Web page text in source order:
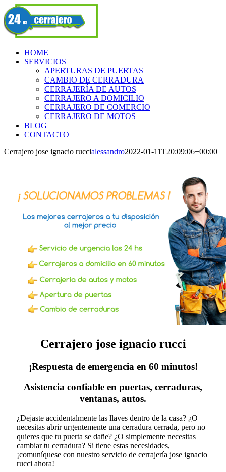
Skip
to
content
Facebook
HOME
SERVICIOS
APERTURAS DE PUERTAS
CAMBIO DE CERRADURA
CERRAJERÍA DE AUTOS
CERRAJERO A DOMICILIO
CERRAJERO DE COMERCIO
CERRAJERO DE MOTOS
BLOG
CONTACTO
Cerrajero jose ignacio ruccialessandro2022-01-11T20:09:06+00:00
Cerrajero jose ignacio rucci
¡Respuesta de emergencia en 60 minutos!
Asistencia confiable en puertas, cerraduras,
ventanas, autos.
¿Dejaste accidentalmente las llaves dentro de la casa? ¿O
necesitas abrir urgentemente una cerradura cerrada, pero no
quieres que tu puerta se dañe? ¿O simplemente necesitas
cambiar tu cerradura? Si tiene estas necesidades,
¡comuníquese con nuestro servicio de cerrajería jose ignacio
rucci ahora!